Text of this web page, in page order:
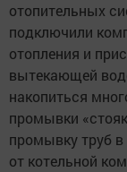
отопительных
подключили
отопления и
вытекающей
накопиться
промывки
промывку труб
от котельной